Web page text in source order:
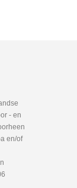
- en
en/of